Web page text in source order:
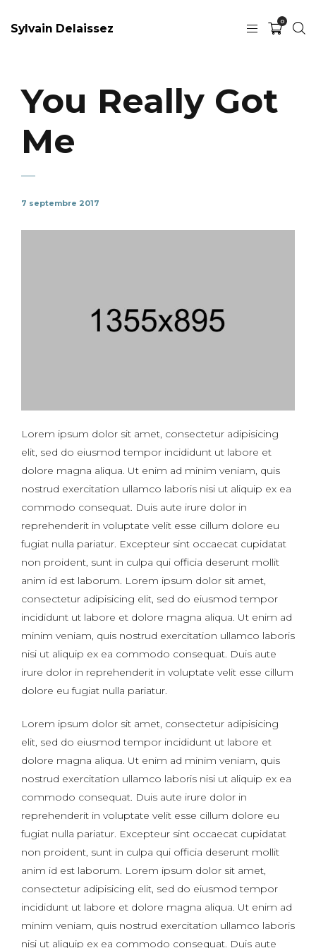
Sylvain Delaissez
0
You Really Got
Me
7 septembre 2017
Lorem ipsum dolor sit amet, consectetur adipisicing
elit, sed do eiusmod tempor incididunt ut labore et
dolore magna aliqua. Ut enim ad minim veniam, quis
nostrud exercitation ullamco laboris nisi ut aliquip ex ea
commodo consequat. Duis aute irure dolor in
reprehenderit in voluptate velit esse cillum dolore eu
fugiat nulla pariatur. Excepteur sint occaecat cupidatat
non proident, sunt in culpa qui officia deserunt mollit
anim id est laborum. Lorem ipsum dolor sit amet,
consectetur adipisicing elit, sed do eiusmod tempor
incididunt ut labore et dolore magna aliqua. Ut enim ad
minim veniam, quis nostrud exercitation ullamco laboris
nisi ut aliquip ex ea commodo consequat. Duis aute
irure dolor in reprehenderit in voluptate velit esse cillum
dolore eu fugiat nulla pariatur.
Lorem ipsum dolor sit amet, consectetur adipisicing
elit, sed do eiusmod tempor incididunt ut labore et
dolore magna aliqua. Ut enim ad minim veniam, quis
nostrud exercitation ullamco laboris nisi ut aliquip ex ea
commodo consequat. Duis aute irure dolor in
reprehenderit in voluptate velit esse cillum dolore eu
fugiat nulla pariatur. Excepteur sint occaecat cupidatat
non proident, sunt in culpa qui officia deserunt mollit
anim id est laborum. Lorem ipsum dolor sit amet,
consectetur adipisicing elit, sed do eiusmod tempor
incididunt ut labore et dolore magna aliqua. Ut enim ad
minim veniam, quis nostrud exercitation ullamco laboris
nisi ut aliquip ex ea commodo consequat. Duis aute